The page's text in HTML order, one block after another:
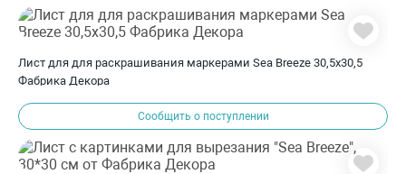
Лист для для раскрашивания маркерами Sea Breeze 30,5x30,5
Фабрика Декора
Сообщить о поступлении